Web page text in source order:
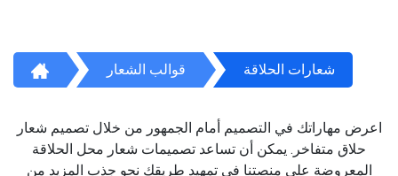
قوالب الشعار شعارات الحلاقة
اعرض مهاراتك في التصميم أمام الجمهور من خلال تصميم شعار
حلاق متفاخر. يمكن أن تساعد تصميمات شعار محل الحلاقة
المعروضة على منصتنا في تمهيد طريقك نحو جذب المزيد من